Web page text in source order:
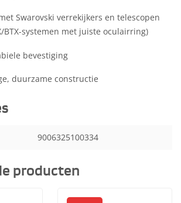
Swarovski verrekijkers en telescopen
BTX-systemen met juiste oculairring)
bevestiging
duurzame constructie
9006325100334
producten